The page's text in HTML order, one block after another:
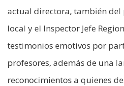
actual directora, también
local y el Inspector Jefe
testimonios emotivos por
profesores, además de una
reconocimientos a quienes